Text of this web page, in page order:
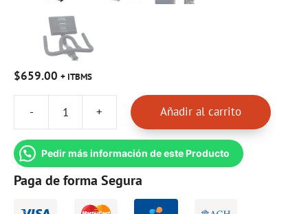
$659.00 + ITBMS
-
Spinning
Norditrack
T
Serie
9
cantidad
+ Añadir al carrito
Pedir más información de este Producto
Paga de forma Segura